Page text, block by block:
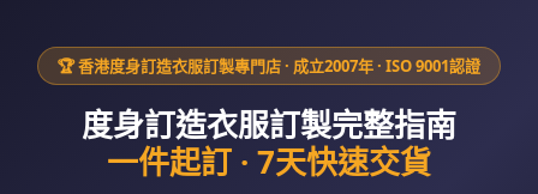
🏆 香港度身訂造衣服訂製專門店 · 成立2007年 · ISO 9001認證
度身訂造衣服訂製完整指南
一件起訂 · 7天快速交貨